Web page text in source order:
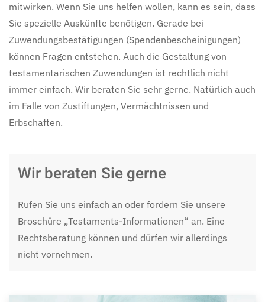
mitwirken. Wenn Sie uns helfen wollen, kann es sein, dass
Sie spezielle Auskünfte benötigen. Gerade bei
Zuwendungsbestätigungen (Spendenbescheinigungen)
können Fragen entstehen. Auch die Gestaltung von
testamentarischen Zuwendungen ist rechtlich nicht
immer einfach. Wir beraten Sie sehr gerne. Natürlich auch
im Falle von Zustiftungen, Vermächtnissen und
Erbschaften.
Wir beraten Sie gerne
Rufen Sie uns einfach an oder fordern Sie unsere
Broschüre „Testaments-Informationen“ an. Eine
Rechtsberatung können und dürfen wir allerdings
nicht vornehmen.